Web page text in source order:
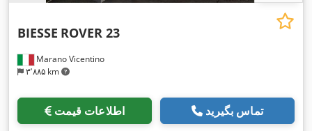
Marano Vicentino
۳٬۸۸۵ km
BIESSE ROVER 23
اطلاعات قیمت تماس بگیرید